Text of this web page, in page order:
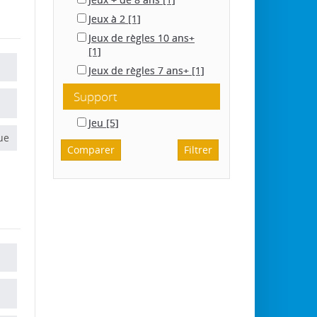
Jeux à 2 [1]
Jeux de règles 10 ans+
[1]
Jeux de règles 7 ans+ [1]
Support
Jeu [5]